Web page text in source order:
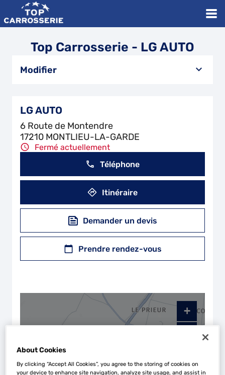
Top Carrosserie - LG AUTO
Modifier
LG AUTO
6 Route de Montendre
17210 MONTLIEU-LA-GARDE
Fermé actuellement
Téléphone
Itinéraire
Demander un devis
Prendre rendez-vous
+
About Cookies
By clicking “Accept All Cookies”, you agree to the storing of cookies on
your device to enhance site navigation, analyze site usage, and assist in